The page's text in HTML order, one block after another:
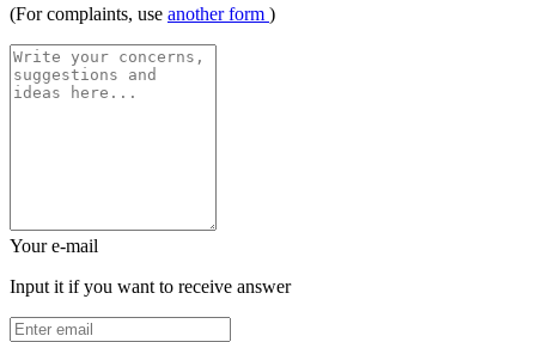
(For complaints, use another form )
Your e-mail
Input it if you want to receive answer